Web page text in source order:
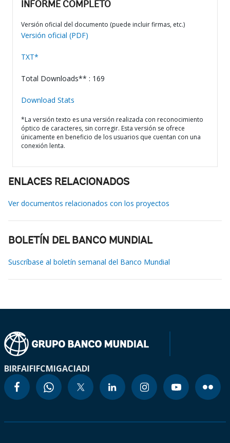
INFORME COMPLETO
Versión oficial del documento (puede incluir firmas, etc.)
Versión oficial (PDF)
TXT*
Total Downloads** : 169
Download Stats
*La versión texto es una versión realizada con reconocimiento
óptico de caracteres, sin corregir. Esta versión se ofrece
únicamente en beneficio de los usuarios que cuentan con una
conexión lenta.
ENLACES RELACIONADOS
Ver documentos relacionados con los proyectos
BOLETÍN DEL BANCO MUNDIAL
Suscríbase al boletín semanal del Banco Mundial
BIRFAIFIFCMIGACIADI